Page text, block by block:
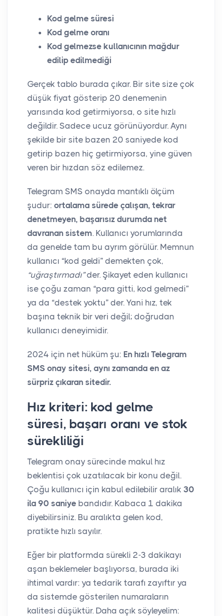
Kod gelme süresi
Kod gelme oranı
Kod gelmezse kullanıcının mağdur
edilip edilmediği
Gerçek tablo burada çıkar. Bir site size çok
düşük fiyat gösterip 20 denemenin
yarısında kod getirmiyorsa, o site hızlı
değildir. Sadece ucuz görünüyordur. Aynı
şekilde bir site bazen 20 saniyede kod
getirip bazen hiç getirmiyorsa, yine güven
veren bir hızdan söz edilemez.
Telegram SMS onayda mantıklı ölçüm
şudur: ortalama sürede çalışan, tekrar
denetmeyen, başarısız durumda net
davranan sistem. Kullanıcı yorumlarında
da genelde tam bu ayrım görülür. Memnun
kullanıcı “kod geldi” demekten çok,
“uğraştırmadı”der. Şikayet eden kullanıcı
ise çoğu zaman “para gitti, kod gelmedi”
ya da “destek yoktu” der. Yani hız, tek
başına teknik bir veri değil; doğrudan
kullanıcı deneyimidir.
2024 için net hüküm şu: En hızlı Telegram
SMS onay sitesi, aynı zamanda en az
sürpriz çıkaran sitedir.
Hız kriteri: kod gelme
süresi, başarı oranı ve stok
sürekliliği
Telegram onay sürecinde makul hız
beklentisi çok uzatılacak bir konu değil.
Çoğu kullanıcı için kabul edilebilir aralık 30
ila 90 saniye bandıdır. Kabaca 1 dakika
diyebilirsiniz. Bu aralıkta gelen kod,
pratikte hızlı sayılır.
Eğer bir platformda sürekli 2-3 dakikayı
aşan beklemeler başlıyorsa, burada iki
ihtimal vardır: ya tedarik tarafı zayıftır ya
da sistemde gösterilen numaraların
kalitesi düşüktür. Daha açık söyleyelim: